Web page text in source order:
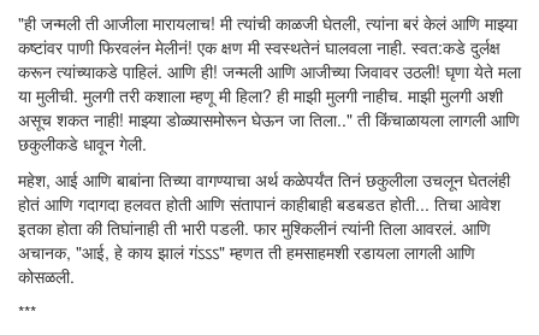
"ही जन्मली ती आजीला मारायलाच! मी त्यांची काळजी घेतली, त्यांना बरं केलं आणि माझ्या
कष्टांवर पाणी फिरवलंन मेलीनं! एक क्षण मी स्वस्थतेनं घालवला नाही. स्वत:कडे दुर्लक्ष
करून त्यांच्याकडे पाहिलं. आणि ही! जन्मली आणि आजीच्या जिवावर उठली! घृणा येते मला
या मुलीची. मुलगी तरी कशाला म्हणू मी हिला? ही माझी मुलगी नाहीच. माझी मुलगी अशी
असूच शकत नाही! माझ्या डोळ्यासमोरून घेऊन जा तिला.." ती किंचाळायला लागली आणि
छकुलीकडे धावून गेली.
महेश, आई आणि बाबांना तिच्या वागण्याचा अर्थ कळेपर्यंत तिनं छकुलीला उचलून घेतलंही
होतं आणि गदागदा हलवत होती आणि संतापानं काहीबाही बडबडत होती... तिचा आवेश
इतका होता की तिघांनाही ती भारी पडली. फार मुश्किलीनं त्यांनी तिला आवरलं. आणि
अचानक, "आई, हे काय झालं गंऽऽऽ" म्हणत ती हमसाहमशी रडायला लागली आणि
कोसळली.
***